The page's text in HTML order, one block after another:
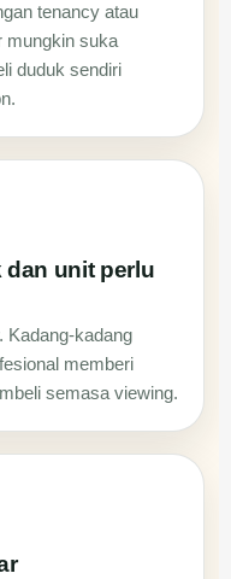
tenancy atau
mungkin suka
duduk sendiri
dan unit perlu
Kadang-kadang
memberi
semasa viewing.